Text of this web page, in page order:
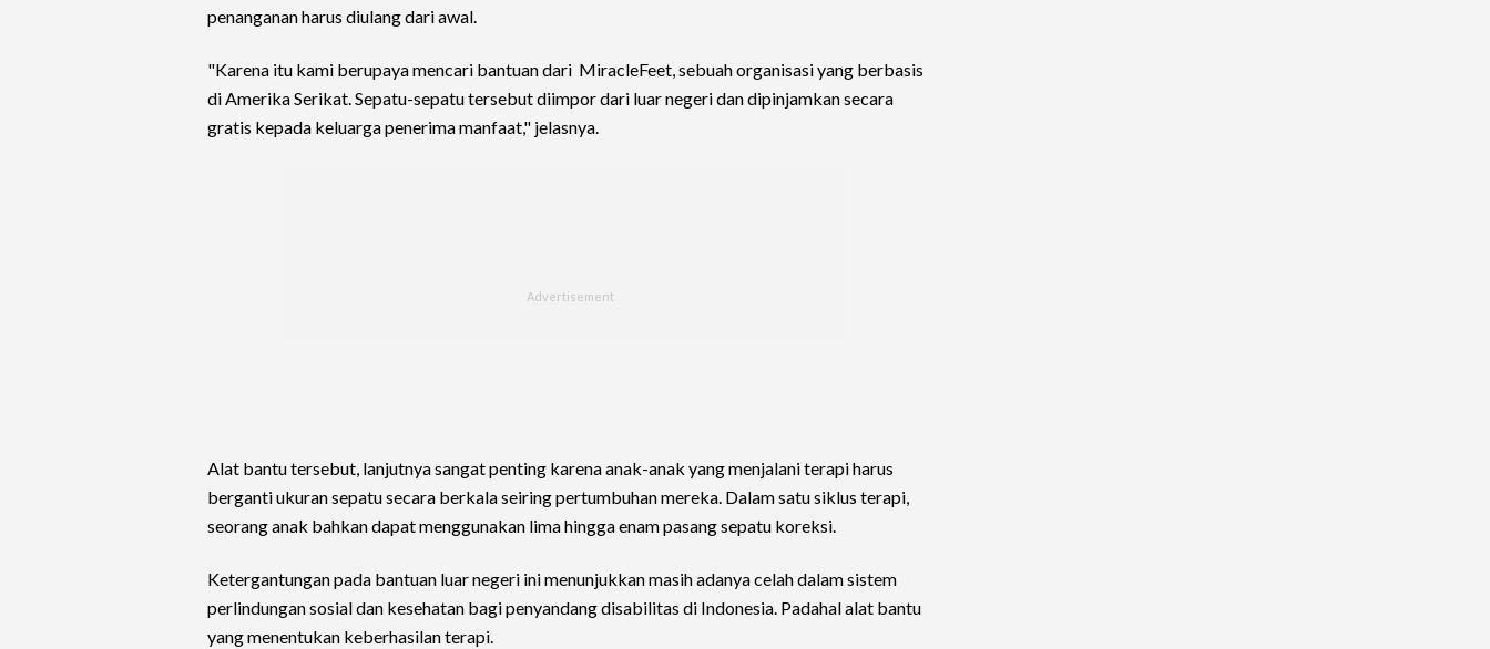
penanganan harus diulang dari awal.
"Karena itu kami berupaya mencari bantuan dari MiracleFeet, sebuah organisasi yang berbasis
di Amerika Serikat. Sepatu-sepatu tersebut diimpor dari luar negeri dan dipinjamkan secara
gratis kepada keluarga penerima manfaat," jelasnya.
Alat bantu tersebut, lanjutnya sangat penting karena anak-anak yang menjalani terapi harus
berganti ukuran sepatu secara berkala seiring pertumbuhan mereka. Dalam satu siklus terapi,
seorang anak bahkan dapat menggunakan lima hingga enam pasang sepatu koreksi.
Ketergantungan pada bantuan luar negeri ini menunjukkan masih adanya celah dalam sistem
perlindungan sosial dan kesehatan bagi penyandang disabilitas di Indonesia. Padahal alat bantu
yang menentukan keberhasilan terapi.